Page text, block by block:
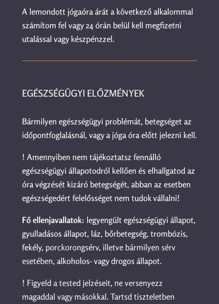
A lemondott jógaóra árát a következő alkalommal
számítom fel vagy 24 órán belül kell megfizetni
utalással vagy készpénzzel.
EGÉSZSÉGÜGYI ELŐZMÉNYEK
Bármilyen egészségügyi problémát, betegséget az
időpontfoglalásnál, vagy a jóga óra előtt jelezni kell.
! Amennyiben nem tájékoztatsz fennálló
egészségügyi állapotodról kellően és elhallgatod az
óra végzését kizáró betegségét, abban az esetben
egészségedért felelősséget nem tudok vállalni!
Fő ellenjavallatok: legyengült egészségügyi állapot,
gyulladásos állapot, láz, bőrbetegség, trombózis,
fekély, porckorongsérv, illetve bármilyen sérv
esetében, alkoholos- vagy drogos állapot.
! Figyeld a tested jelzéseit, ne versenyezz
magaddal vagy másokkal. Tartsd tiszteletben